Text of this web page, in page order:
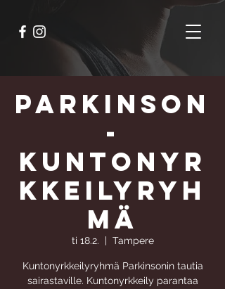
Parkinson
-
kuntonyr
kkeilyryh
mä
ti 18.2.
  |
Tampere
Kuntonyrkkeilyryhmä Parkinsonin tautia
sairastaville. Kuntonyrkkeily parantaa